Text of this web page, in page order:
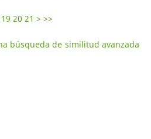
19 20 21 > >>
búsqueda de similitud avanzada